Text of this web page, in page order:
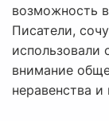
возможность
Писатели,
использовали
внимание
неравенства и